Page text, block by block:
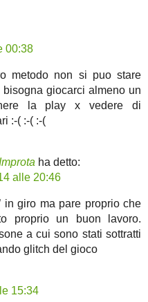
00:38
metodo non si puo stare
giocarci almeno un
la play x vedere di
:-( :-( :-(
ha detto:
alle 20:46
in giro ma pare proprio che
proprio un buon lavoro.
a cui sono stati sottratti
glitch del gioco
15:34